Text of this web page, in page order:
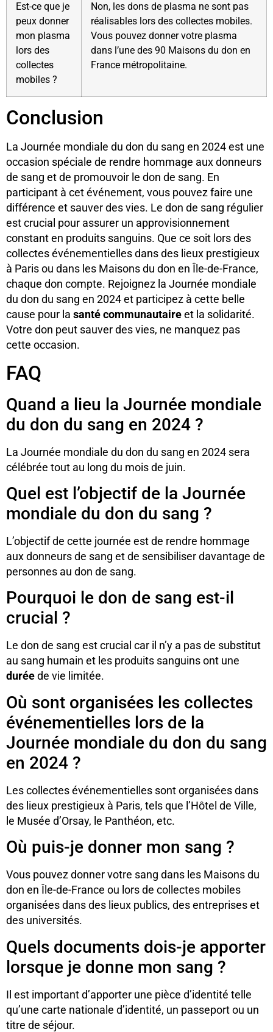
Est-ce que je
peux donner
mon plasma
lors des
collectes
mobiles ?
Non, les dons de plasma ne sont pas
réalisables lors des collectes mobiles.
Vous pouvez donner votre plasma
dans l’une des 90 Maisons du don en
France métropolitaine.
Conclusion
La Journée mondiale du don du sang en 2024 est une
occasion spéciale de rendre hommage aux donneurs
de sang et de promouvoir le don de sang. En
participant à cet événement, vous pouvez faire une
différence et sauver des vies. Le don de sang régulier
est crucial pour assurer un approvisionnement
constant en produits sanguins. Que ce soit lors des
collectes événementielles dans des lieux prestigieux
à Paris ou dans les Maisons du don en Île-de-France,
chaque don compte. Rejoignez la Journée mondiale
du don du sang en 2024 et participez à cette belle
cause pour la santé communautaireet la solidarité.
Votre don peut sauver des vies, ne manquez pas
cette occasion.
FAQ
Quand a lieu la Journée mondiale
du don du sang en 2024 ?
La Journée mondiale du don du sang en 2024 sera
célébrée tout au long du mois de juin.
Quel est l’objectif de la Journée
mondiale du don du sang ?
L’objectif de cette journée est de rendre hommage
aux donneurs de sang et de sensibiliser davantage de
personnes au don de sang.
Pourquoi le don de sang est-il
crucial ?
Le don de sang est crucial car il n’y a pas de substitut
au sang humain et les produits sanguins ont une
duréede vie limitée.
Où sont organisées les collectes
événementielles lors de la
Journée mondiale du don du sang
en 2024 ?
Les collectes événementielles sont organisées dans
des lieux prestigieux à Paris, tels que l’Hôtel de Ville,
le Musée d’Orsay, le Panthéon, etc.
Où puis-je donner mon sang ?
Vous pouvez donner votre sang dans les Maisons du
don en Île-de-France ou lors de collectes mobiles
organisées dans des lieux publics, des entreprises et
des universités.
Quels documents dois-je apporter
lorsque je donne mon sang ?
Il est important d’apporter une pièce d’identité telle
qu’une carte nationale d’identité, un passeport ou un
titre de séjour.